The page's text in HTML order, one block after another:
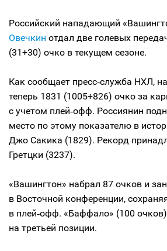
Российский нападающий
Овечкин отдал две голевых
(31+30) очко в текущем сезоне.
Как сообщает пресс‑служба НХЛ,
теперь 1831 (1005+826) очко за
с учетом плей‑офф. Россиянин
место по этому показателю в
Джо Сакика (1829). Рекорд
Гретцки (3237).
«Вашингтон» набрал 87 очков и
в Восточной конференции,
в плей‑офф. «Баффало» (100
на третьей позиции.